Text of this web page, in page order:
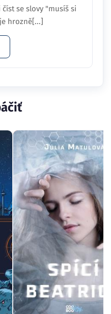
PRE DETI